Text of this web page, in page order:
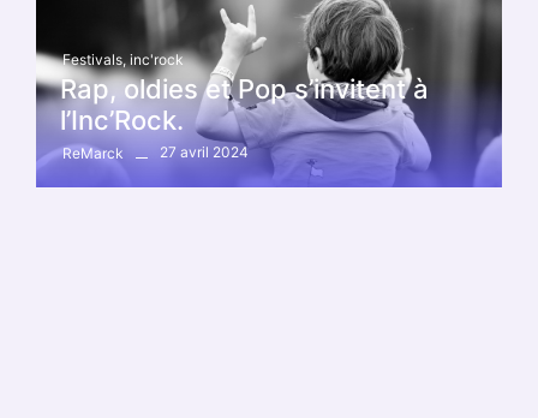
Festivals, inc'rock
Rap, oldies et Pop s’invitent à
l’Inc’Rock.
ReMarck 27 avril 2024